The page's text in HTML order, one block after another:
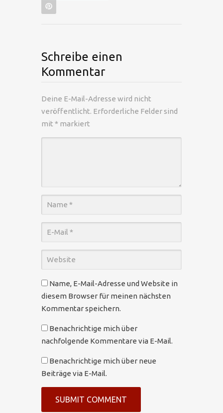
Schreibe einen
Kommentar
Deine E-Mail-Adresse wird nicht
veröffentlicht. Erforderliche Felder sind
mit * markiert
Name, E-Mail-Adresse und Website in
diesem Browser für meinen nächsten
Kommentar speichern.
Benachrichtige mich über
nachfolgende Kommentare via E-Mail.
Benachrichtige mich über neue
Beiträge via E-Mail.